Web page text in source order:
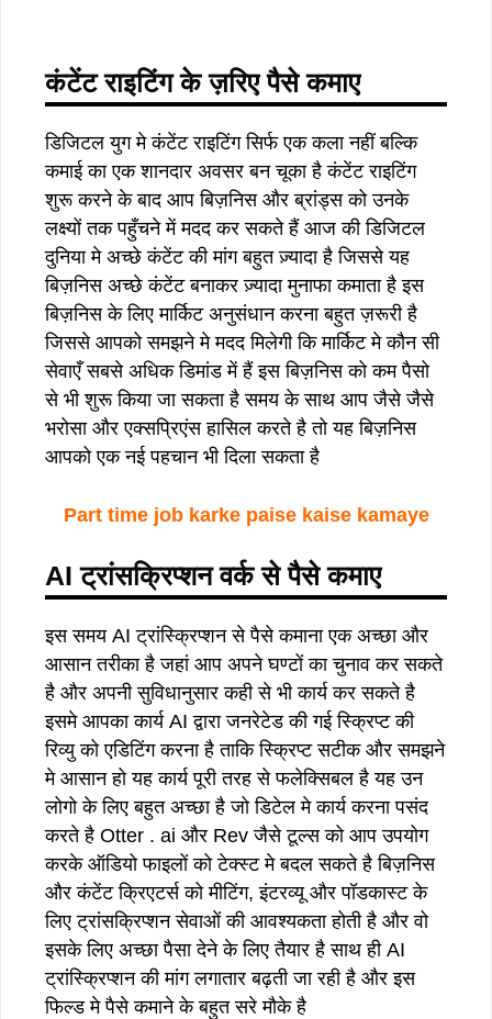
कंटेंट राइटिंग के ज़रिए पैसे कमाए
डिजिटल युग मे कंटेंट राइटिंग सिर्फ एक कला नहीं बल्कि
कमाई का एक शानदार अवसर बन चूका है कंटेंट राइटिंग
शुरू करने के बाद आप बिज़निस और ब्रांड्स को उनके
लक्ष्यों तक पहुँचने में मदद कर सकते हैं आज की डिजिटल
दुनिया मे अच्छे कंटेंट की मांग बहुत ज़्यादा है जिससे यह
बिज़निस अच्छे कंटेंट बनाकर ज़्यादा मुनाफा कमाता है इस
बिज़निस के लिए मार्किट अनुसंधान करना बहुत ज़रूरी है
जिससे आपको समझने मे मदद मिलेगी कि मार्किट मे कौन सी
सेवाएँ सबसे अधिक डिमांड में हैं इस बिज़निस को कम पैसो
से भी शुरू किया जा सकता है समय के साथ आप जैसे जैसे
भरोसा और एक्सप्रिएंस हासिल करते है तो यह बिज़निस
आपको एक नई पहचान भी दिला सकता है
Part time job karke paise kaise kamaye
AI ट्रांसक्रिप्शन वर्क से पैसे कमाए
इस समय AI ट्रांस्क्रिप्शन से पैसे कमाना एक अच्छा और
आसान तरीका है जहां आप अपने घण्टों का चुनाव कर सकते
है और अपनी सुविधानुसार कही से भी कार्य कर सकते है
इसमे आपका कार्य AI द्वारा जनरेटेड की गई स्क्रिप्ट की
रिव्यु को एडिटिंग करना है ताकि स्क्रिप्ट सटीक और समझने
मे आसान हो यह कार्य पूरी तरह से फलेक्सिबल है यह उन
लोगो के लिए बहुत अच्छा है जो डिटेल मे कार्य करना पसंद
करते है Otter . ai और Rev जैसे टूल्स को आप उपयोग
करके ऑडियो फाइलों को टेक्स्ट मे बदल सकते है बिज़निस
और कंटेंट क्रिएटर्स को मीटिंग, इंटरव्यू और पॉडकास्ट के
लिए ट्रांसक्रिप्शन सेवाओं की आवश्यकता होती है और वो
इसके लिए अच्छा पैसा देने के लिए तैयार है साथ ही AI
ट्रांस्क्रिप्शन की मांग लगातार बढ़ती जा रही है और इस
फिल्ड मे पैसे कमाने के बहुत सरे मौके है